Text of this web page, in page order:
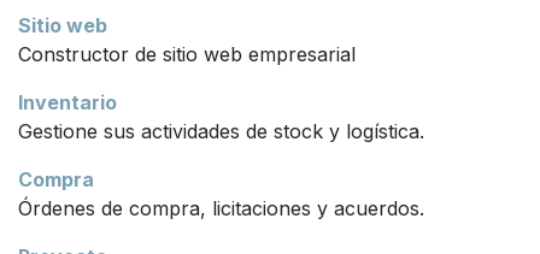
Sitio web
Constructor de sitio web empresarial
Inventario
Gestione sus actividades de stock y logística.
Compra
Órdenes de compra, licitaciones y acuerdos.